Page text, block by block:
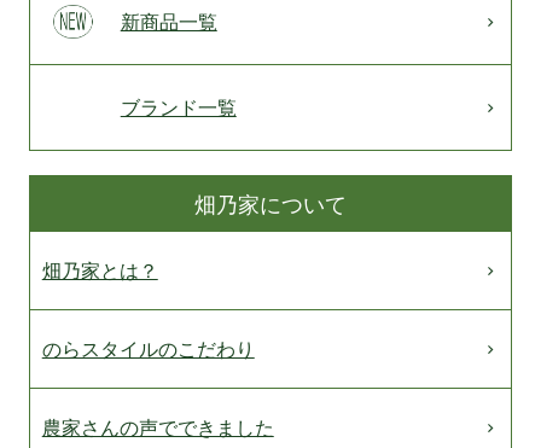
新商品一覧
ブランド一覧
畑乃家について
畑乃家とは？
のらスタイルのこだわり
農家さんの声でできました